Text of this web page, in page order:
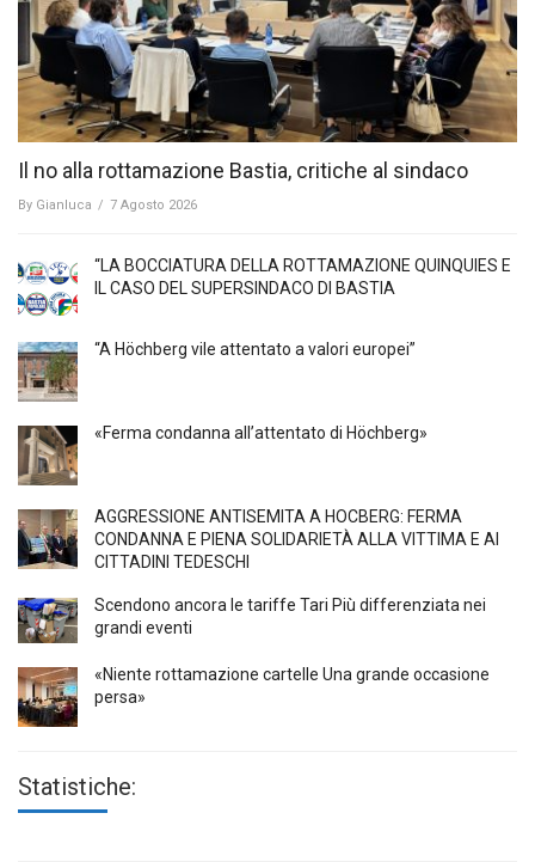
Il no alla rottamazione Bastia, critiche al sindaco
By Gianluca / 7 Agosto 2026
“LA BOCCIATURA DELLA ROTTAMAZIONE QUINQUIES E
IL CASO DEL SUPERSINDACO DI BASTIA
“A Höchberg vile attentato a valori europei”
«Ferma condanna all’attentato di Höchberg»
AGGRESSIONE ANTISEMITA A HÖCBERG: FERMA
CONDANNA E PIENA SOLIDARIETÀ ALLA VITTIMA E AI
CITTADINI TEDESCHI
Scendono ancora le tariffe Tari Più differenziata nei
grandi eventi
«Niente rottamazione cartelle Una grande occasione
persa»
Statistiche: